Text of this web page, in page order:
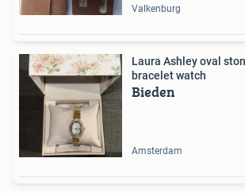
Valkenburg
Laura Ashley oval
bracelet watch
Bieden
Amsterdam